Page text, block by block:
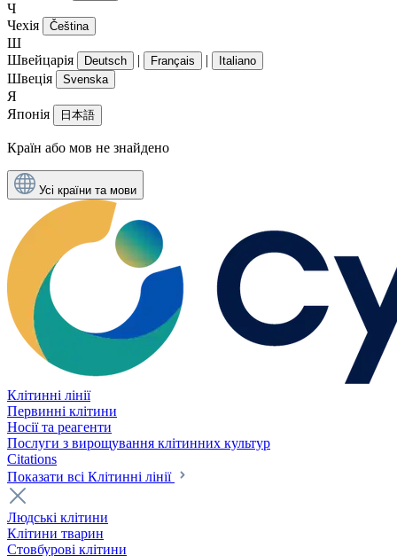
Ч
Чехія
Čeština
Ш
Швейцарія
Deutsch | Français | Italiano
Швеція Svenska
Я
Японія
日本語
Країн або мов не знайдено
Усі країни та мови
Клітинні лінії
Первинні клітини
Носії та реагенти
Послуги з вирощування клітинних культур
Citations
Показати всі Клітинні лінії
Людські клітини
Клітини тварин
Стовбурові клітини